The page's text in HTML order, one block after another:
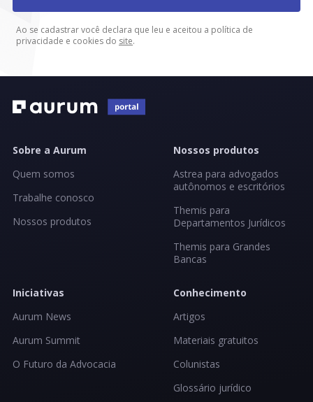
Ao se cadastrar você declara que leu e aceitou a política de
privacidade e cookies do site.
Sobre a Aurum
Quem somos
Trabalhe conosco
Nossos produtos
Nossos produtos
Astrea para advogados
autônomos e escritórios
Themis para
Departamentos Jurídicos
Themis para Grandes
Bancas
Iniciativas
Aurum News
Aurum Summit
O Futuro da Advocacia
Conhecimento
Artigos
Materiais gratuitos
Colunistas
Glossário jurídico